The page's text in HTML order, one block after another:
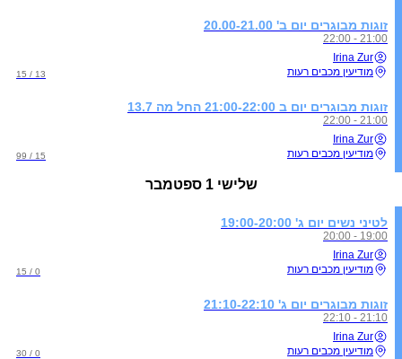
זוגות מבוגרים יום ב' 20.00-21.00
21:00 - 22:00
Irina Zur
מודיעין מכבים רעות
13 / 15
זוגות מבוגרים יום ב 21:00-22:00 החל מה 13.7
21:00 - 22:00
Irina Zur
מודיעין מכבים רעות
15 / 99
שלישי 1 ספטמבר
לטיני נשים יום ג' 19:00-20:00
19:00 - 20:00
Irina Zur
מודיעין מכבים רעות
0 / 15
זוגות מבוגרים יום ג' 21:10-22:10
21:10 - 22:10
Irina Zur
מודיעין מכבים רעות
0 / 30